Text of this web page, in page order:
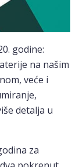
godine:
na našim
veće i
detalja u
za